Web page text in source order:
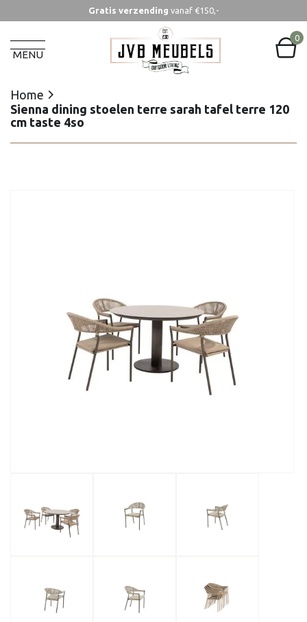
Gratis verzending vanaf €150,-
MENU
0
Home
Sienna dining stoelen terre sarah tafel terre 120
cm taste 4so
Home
Sienna dining stoelen terre sarah tafel terre 120
cm taste 4so